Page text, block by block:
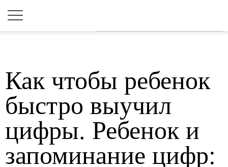
Как чтобы ребенок
быстро выучил
цифры. Ребенок и
запоминание цифр: